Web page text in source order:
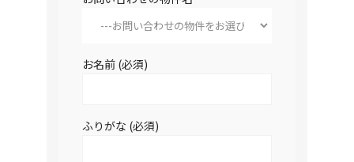
お名前 (必須)
ふりがな (必須)